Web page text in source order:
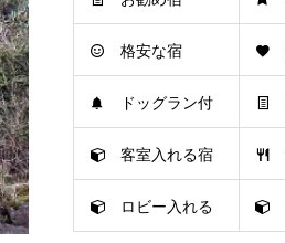
格安な宿
ドッグラン付
き宿
客室入れる宿
ロビー入れる